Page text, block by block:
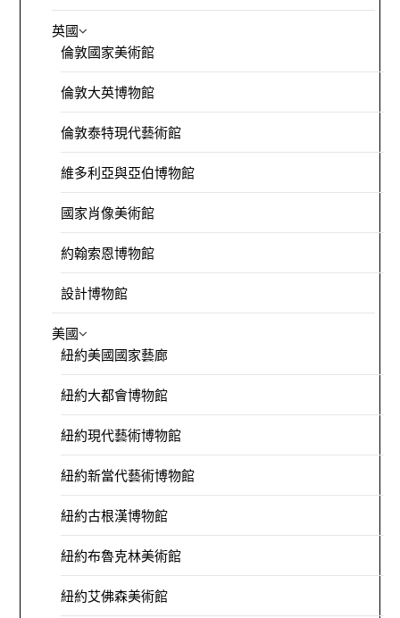
英國
倫敦國家美術館
倫敦大英博物館
倫敦泰特現代藝術館
維多利亞與亞伯博物館
國家肖像美術館
約翰索恩博物館
設計博物館
美國
紐約美國國家藝廊
紐約大都會博物館
紐約現代藝術博物館
紐約新當代藝術博物館
紐約古根漢博物館
紐約布魯克林美術館
紐約艾佛森美術館